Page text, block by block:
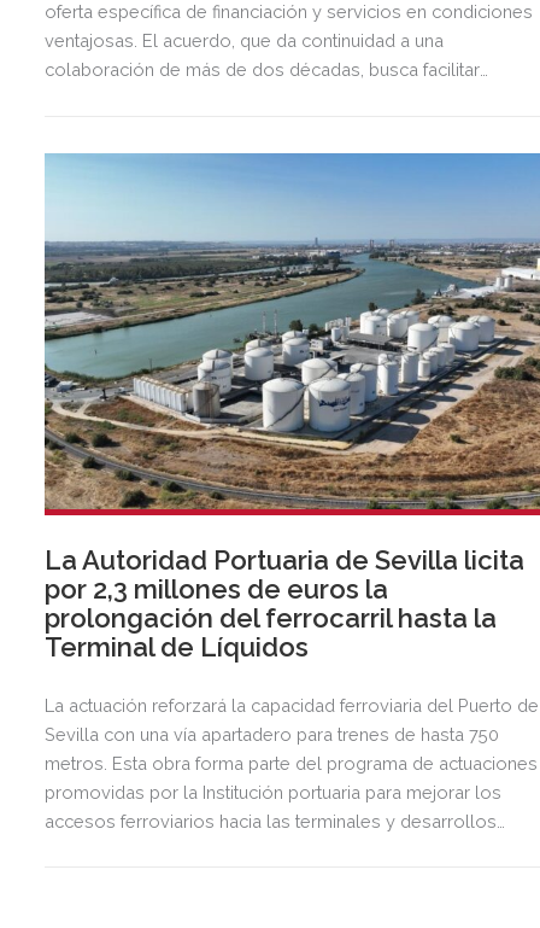
oferta específica de financiación y servicios en condiciones
ventajosas. El acuerdo, que da continuidad a una
colaboración de más de dos décadas, busca facilitar
Unicaja a empresas, pymes y autónomos, uno de los
La Autoridad Portuaria de Sevilla licita
por 2,3 millones de euros la
prolongación del ferrocarril hasta la
Terminal de Líquidos
La actuación reforzará la capacidad ferroviaria del Puerto de
Sevilla con una vía apartadero para trenes de hasta 750
metros. Esta obra forma parte del programa de actuaciones
promovidas por la Institución portuaria para mejorar los
accesos ferroviarios hacia las terminales y desarrollos